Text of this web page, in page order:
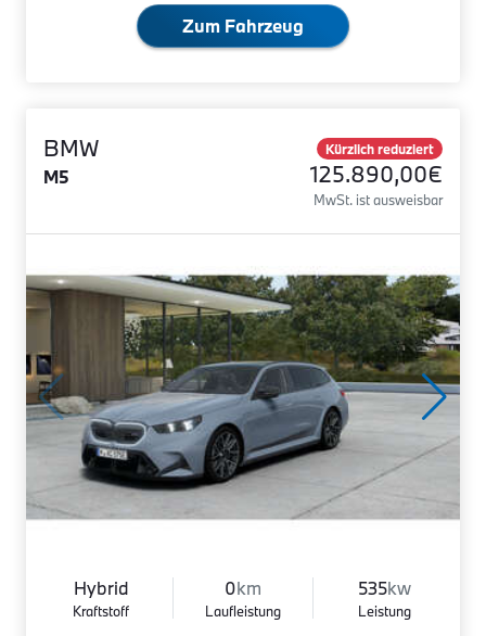
Zum Fahrzeug
BMW
M5
Kürzlich reduziert
125.890,00€
MwSt. ist ausweisbar
Hybrid
Kraftstoff
0km
Laufleistung
535kw
Leistung